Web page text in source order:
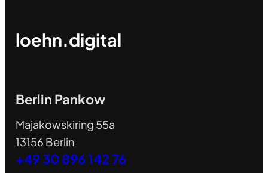
loehn.digital
Berlin Pankow
Majakowskiring 55a
13156 Berlin
+49 30 896 142 76